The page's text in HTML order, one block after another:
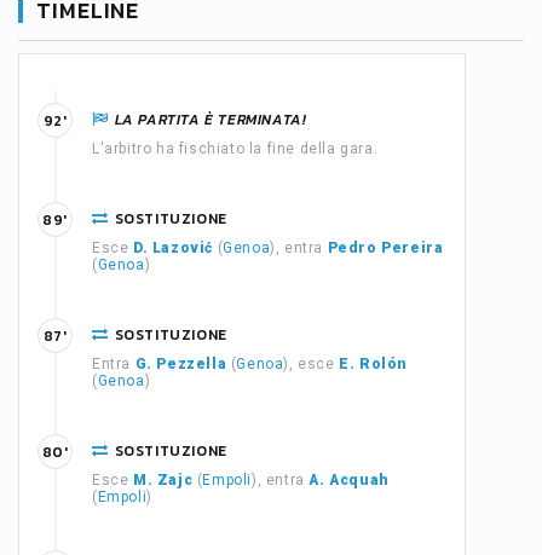
TIMELINE
LA PARTITA È TERMINATA!
L'arbitro ha fischiato la fine della gara.
92'
SOSTITUZIONE
Esce D. Lazović (Genoa), entra
Pedro Pereira
(Genoa)
89'
SOSTITUZIONE
Entra G. Pezzella (Genoa), esce E. Rolón
(Genoa)
87'
SOSTITUZIONE
Esce M. Zajc ( Empoli), entraA. Acquah
( Empoli)
80'